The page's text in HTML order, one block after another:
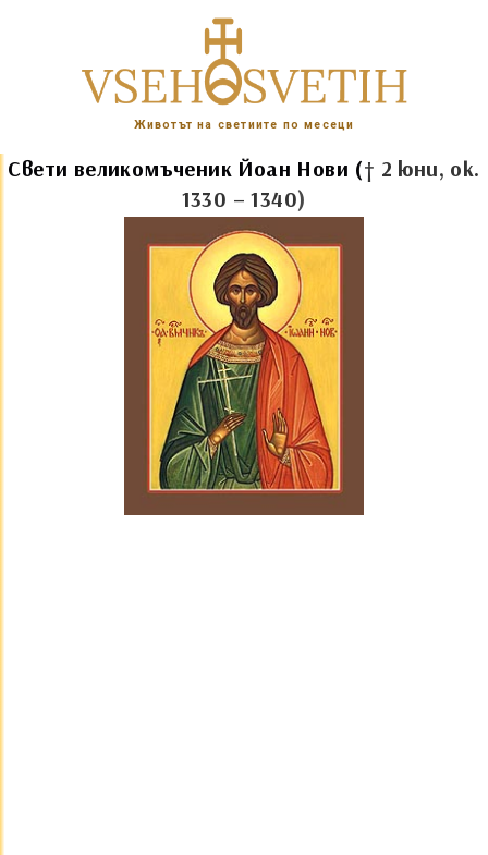
Животът на светиите по месеци
Свети великомъченик Йоан Нови († 2 юни, ок.
1330 – 1340)